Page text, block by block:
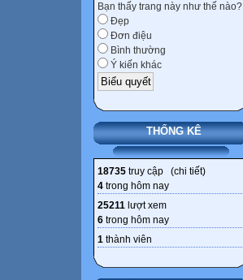
Bạn thấy trang này như thế nào?
Đẹp
Đơn điệu
Bình thường
Ý kiến khác
THỐNG KÊ
18735 truy cập (chi tiết)
4 trong hôm nay
25211 lượt xem
6 trong hôm nay
1 thành viên